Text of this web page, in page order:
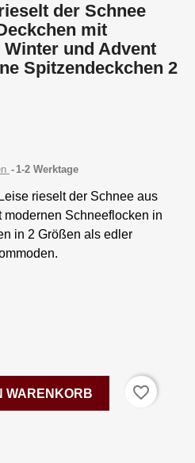
der Schnee
mit
und Advent
Spitzendeckchen 2
1-2 Werktage
rieselt der Schnee aus
modernen Schneeflocken in
in 2 Größen als edler
WARENKORB favorite_border